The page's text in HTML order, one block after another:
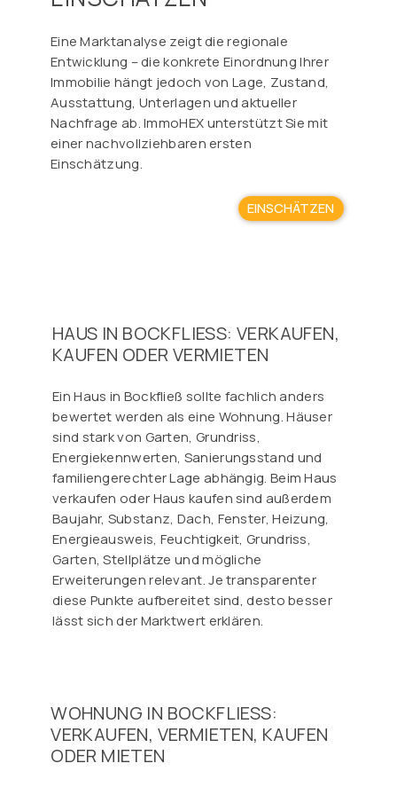
Eine Marktanalyse zeigt die regionale
Entwicklung – die konkrete Einordnung Ihrer
Immobilie hängt jedoch von Lage, Zustand,
Ausstattung, Unterlagen und aktueller
Nachfrage ab. ImmoHEX unterstützt Sie mit
einer nachvollziehbaren ersten
Einschätzung.
EINSCHÄTZEN
HAUS IN BOCKFLIESS: VERKAUFEN, K
AUFEN ODER VERMIETEN
Ein Haus in Bockfließ sollte fachlich anders
bewertet werden als eine Wohnung. Häuser
sind stark von Garten, Grundriss,
Energiekennwerten, Sanierungsstand und
familiengerechter Lage abhängig. Beim Haus
verkaufen oder Haus kaufen sind außerdem
Baujahr, Substanz, Dach, Fenster, Heizung,
Energieausweis, Feuchtigkeit, Grundriss,
Garten, Stellplätze und mögliche
Erweiterungen relevant. Je transparenter
diese Punkte aufbereitet sind, desto besser
lässt sich der Marktwert erklären.
WOHNUNG IN BOCKFLIESS: V
ERKAUFEN, VERMIETEN, KAUFEN O
DER MIETEN